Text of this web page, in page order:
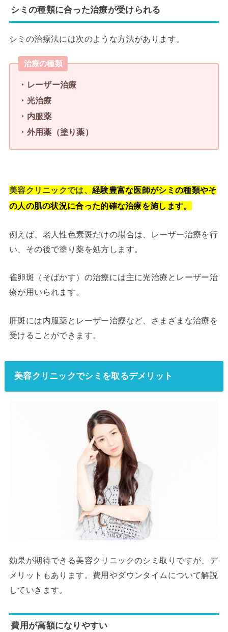
シミの種類に合った治療が受けられる
シミの治療法には次のような方法があります。
治療の種類
・レーザー治療
・光治療
・内服薬
・外用薬（塗り薬）
美容クリニックでは、 経験豊富な医師がシミの種類やそ
の人の肌の状況に合った的確な治療を施します。
例えば、老人性色素斑だけの場合は、レーザー治療を行
い、その後で塗り薬を処方します。
雀卵斑（そばかす）の治療には主に光治療とレーザー治
療が用いられます。
肝斑には内服薬とレーザー治療など、さまざまな治療を
受けることができます。
美容クリニックでシミを取るデメリット
効果が期待できる美容クリニックのシミ取りですが、デ
メリットもあります。費用やダウンタイムについて解説
していきます。
費用が高額になりやすい